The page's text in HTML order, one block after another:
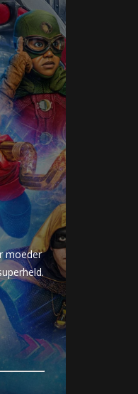
moeder